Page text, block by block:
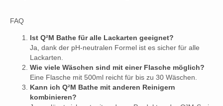
FAQ
Ist Q²M Bathe für alle Lackarten geeignet?
Ja, dank der pH-neutralen Formel ist es sicher für alle
Lackarten.
Wie viele Wäschen sind mit einer Flasche möglich?
Eine Flasche mit 500ml reicht für bis zu 30 Wäschen.
Kann ich Q²M Bathe mit anderen Reinigern
kombinieren?